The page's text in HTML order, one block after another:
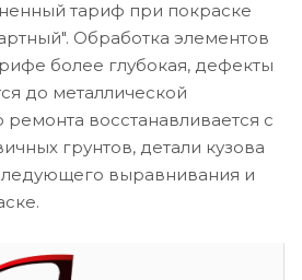
тариф при покраске
Обработка элементов
более глубокая, дефекты
до металлической
ремонта восстанавливается с
грунтов, детали кузова
выравнивания и